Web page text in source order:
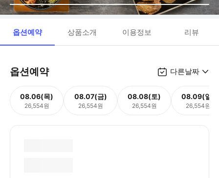
옵션예약 상품소개 이용정보 리뷰
옵션예약 다른날짜
08.06(목)
26,554원
08.07(금)
26,554원
08.08(토)
26,554원
08.09(일)
26,554원